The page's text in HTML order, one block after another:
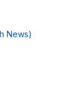
News)